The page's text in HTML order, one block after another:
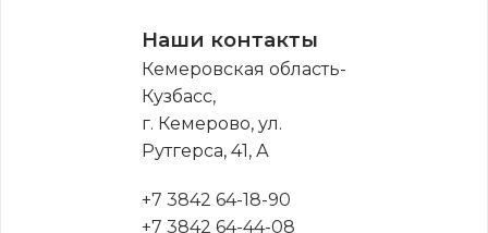
Наши контакты
Кемеровская область-
Кузбасс,
г. Кемерово, ул.
Рутгерса, 41, А
+7 3842 64-18-90
+7 3842 64-44-08